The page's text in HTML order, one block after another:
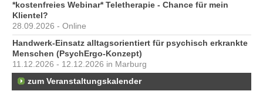
*kostenfreies Webinar* Teletherapie - Chance für mein
Klientel?
28.09.2026 - Online
Handwerk-Einsatz alltagsorientiert für psychisch erkrankte
Menschen (PsychErgo-Konzept)
11.12.2026 - 12.12.2026 in Marburg
zum Veranstaltungskalender